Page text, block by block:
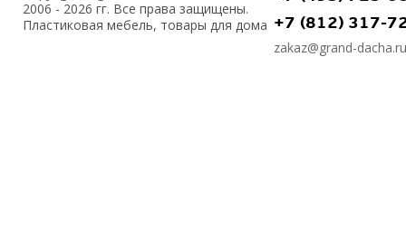
2006 - 2026 гг. Все права защищены.
Пластиковая мебель, товары для дома +7 (812) 317-
zakaz@grand-dacha.ru